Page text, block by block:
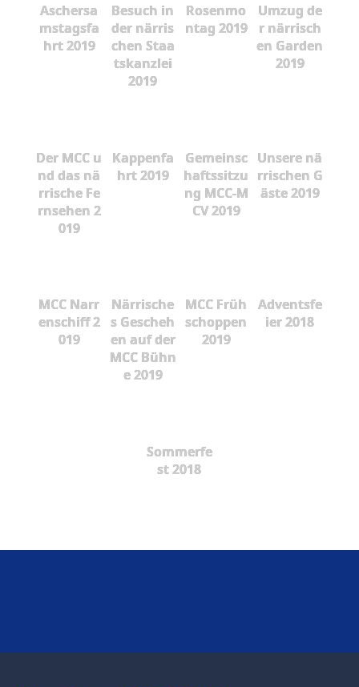
Aschersa
mstagsfa
hrt 2019
Besuch in
der närris
chen Staa
tskanzlei
2019
Rosenmo
ntag 2019
Umzug de
r närrisch
en Garden
2019
Der MCC u
nd das nä
rrische Fe
rnsehen 2
019
Kappenfa
hrt 2019
Gemeinsc
haftssitzu
ng MCC-M
CV 2019
Unsere nä
rrischen G
äste 2019
MCC Narr
enschiff 2
019
Närrische
s Gescheh
en auf der
MCC Bühn
e 2019
MCC Früh
schoppen
2019
Adventsfe
ier 2018
Sommerfe
st 2018